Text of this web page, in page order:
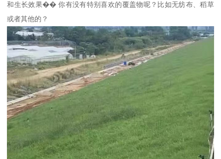
和生长效果�� 你有没有特别喜欢的覆盖物呢？比如无纺布、稻草
或者其他的？